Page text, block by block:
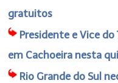
gratuitos
Presidente e Vice
em Cachoeira nesta
Rio Grande do Sul